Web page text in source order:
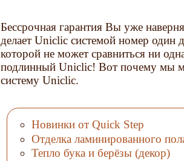
Бессрочная гарантия Вы уже
делает Uniclic системой номер один
которой не может сравниться ни
подлинный Uniclic! Вот почему мы
систему Uniclic.
Новинки от Quick Step
Отделка ламинированного
Тепло бука и берёзы (декор)